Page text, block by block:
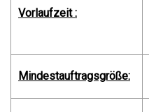
Vorlaufzeit :
Mindestauftragsgröße: